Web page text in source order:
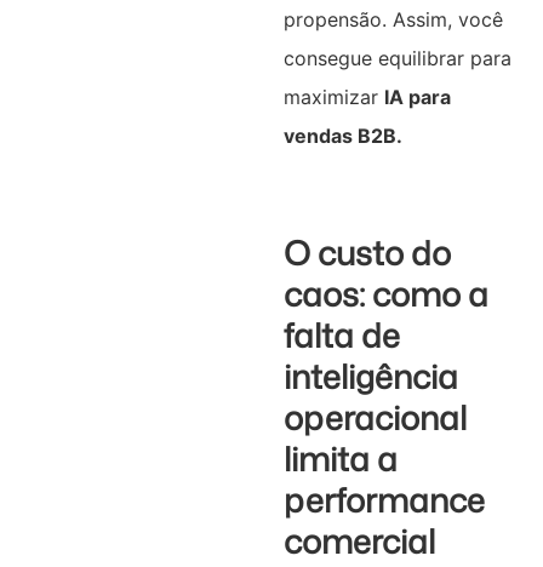
propensão. Assim, você
consegue equilibrar para
maximizar IA para
vendas B2B.
O custo do
caos: como a
falta de
inteligência
operacional
limita a
performance
comercial